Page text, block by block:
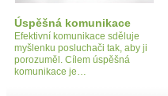
Úspěšná komunikace
Efektivní komunikace sděluje
myšlenku posluchači tak, aby ji
porozuměl. Cílem úspěšná
komunikace je…